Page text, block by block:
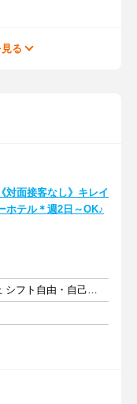
る
対面接客なし》キレイ
ホテル＊週2日～OK♪
週2日以上 1日8時間以上 シフト自由・自己申告